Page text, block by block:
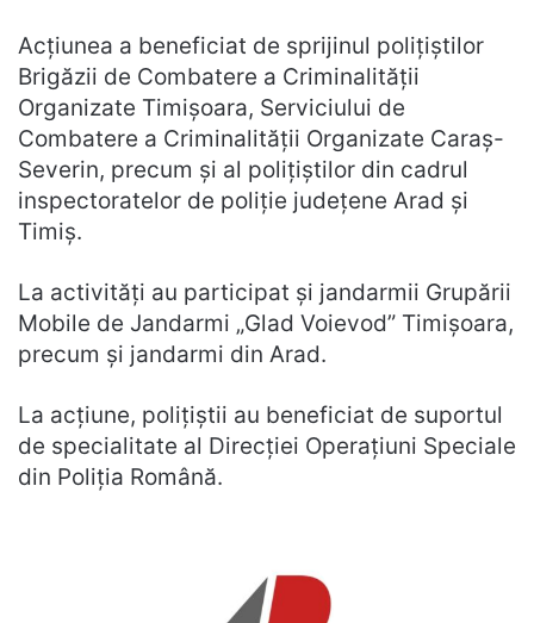
Acțiunea a beneficiat de sprijinul polițiștilor
Brigăzii de Combatere a Criminalității
Organizate Timișoara, Serviciului de
Combatere a Criminalității Organizate Caraș-
Severin, precum și al polițiștilor din cadrul
inspectoratelor de poliție județene Arad și
Timiș.
La activități au participat și jandarmii Grupării
Mobile de Jandarmi „Glad Voievod” Timișoara,
precum și jandarmi din Arad.
La acțiune, polițiștii au beneficiat de suportul
de specialitate al Direcției Operațiuni Speciale
din Poliția Română.